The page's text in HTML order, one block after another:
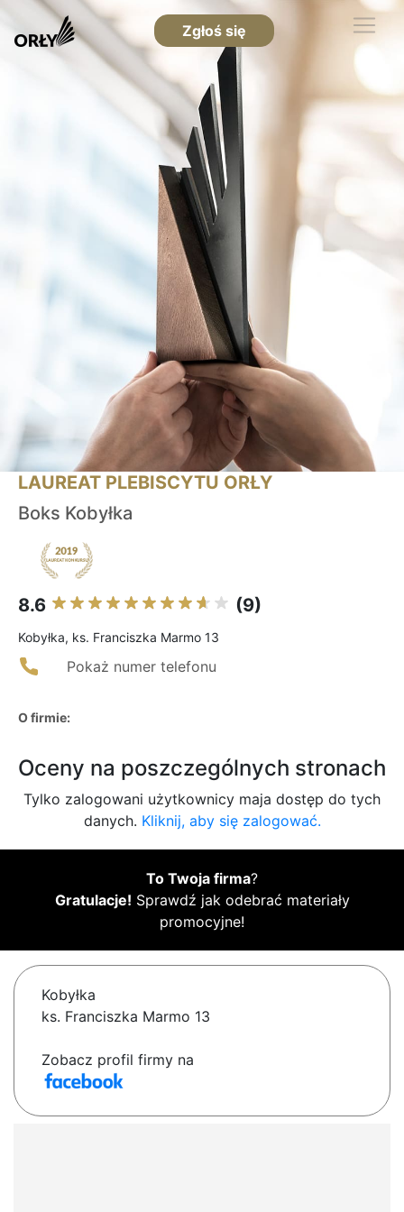
Zgłoś się
LAUREAT PLEBISCYTU ORŁY
Boks Kobyłka
8.6 (9)
Kobyłka, ks. Franciszka Marmo 13
Pokaż numer telefonu
O firmie:
Oceny na poszczególnych stronach
Tylko zalogowani użytkownicy maja dostęp do tych
danych. Kliknij, aby się zalogować.
To Twoja firma?
Gratulacje! Sprawdź jak odebrać materiały
promocyjne!
Kobyłka
ks. Franciszka Marmo 13
Zobacz profil firmy na